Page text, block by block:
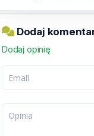
Dodaj
Dodaj opinię